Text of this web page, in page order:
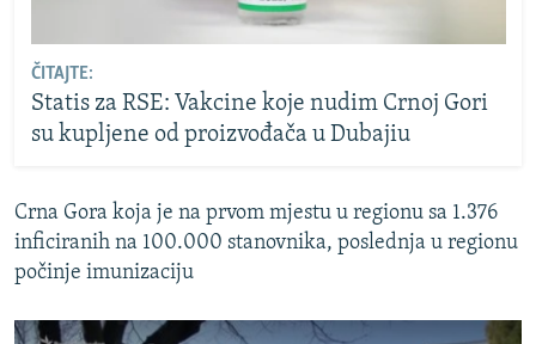
ČITAJTE:
Statis za RSE: Vakcine koje nudim Crnoj Gori
su kupljene od proizvođača u Dubajiu
Crna Gora koja je na prvom mjestu u regionu sa 1.376
inficiranih na 100.000 stanovnika, poslednja u regionu
počinje imunizaciju